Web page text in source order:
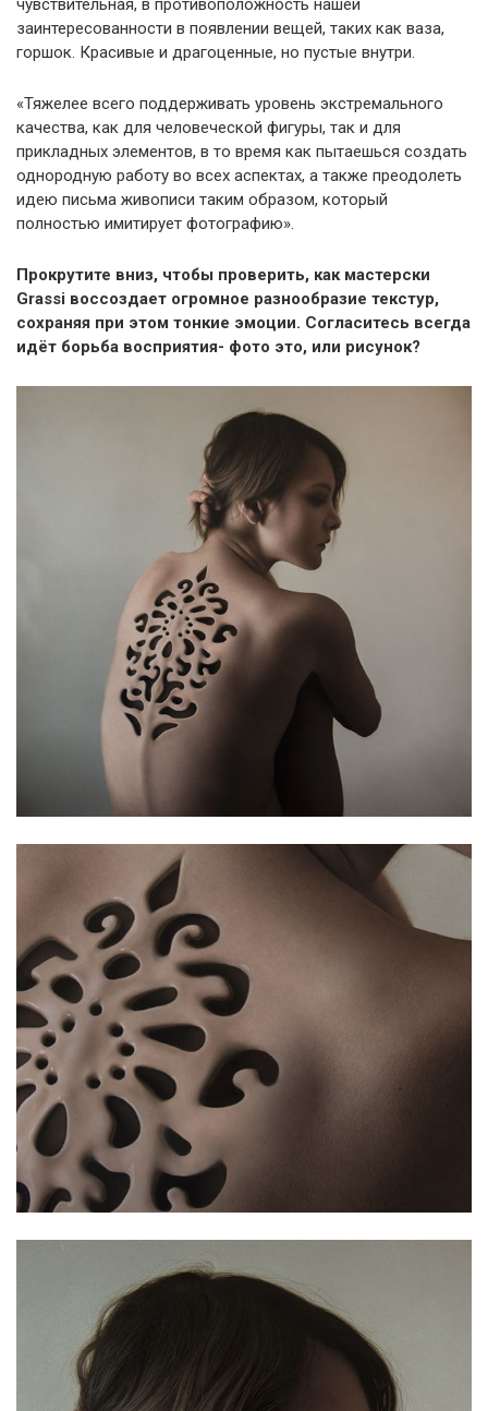
чувствительная, в противоположность нашей
заинтересованности в появлении вещей, таких как ваза,
горшок. Красивые и драгоценные, но пустые внутри.
«Тяжелее всего поддерживать уровень экстремального
качества, как для человеческой фигуры, так и для
прикладных элементов, в то время как пытаешься создать
однородную работу во всех аспектах, а также преодолеть
идею письма живописи таким образом, который
полностью имитирует фотографию».
Прокрутите вниз, чтобы проверить, как мастерски
Grassi воссоздает огромное разнообразие текстур,
сохраняя при этом тонкие эмоции. Согласитесь всегда
идёт борьба восприятия- фото это, или рисунок?